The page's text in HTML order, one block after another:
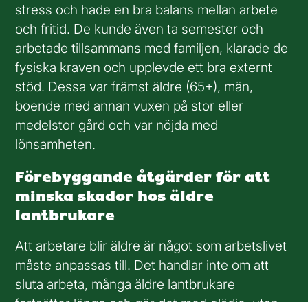
stress och hade en bra balans mellan arbete
och fritid. De kunde även ta semester och
arbetade tillsammans med familjen, klarade de
fysiska kraven och upplevde ett bra externt
stöd. Dessa var främst äldre (65+), män,
boende med annan vuxen på stor eller
medelstor gård och var nöjda med
lönsamheten.
Förebyggande åtgärder för att
minska skador hos äldre
lantbrukare
Att arbetare blir äldre är något som arbetslivet
måste anpassas till. Det handlar inte om att
sluta arbeta, många äldre lantbrukare